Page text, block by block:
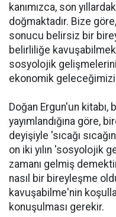
kanımızca, son
doğmaktadır. Bize
sonucu belirsiz bir
belirliliğe kavuşabilmek
sosyolojik
ekonomik
Doğan Ergun'un kitabı,
yayımlandığına göre,
deyişiyle 'sıcağı
on iki yılın 'sosyolojik
zamanı gelmiş
nasıl bir bireyleşme
kavuşabilme'nin
konuşulması gerekir.